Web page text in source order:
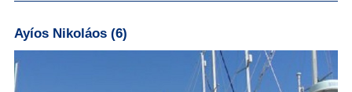
Ayíos Nikoláos (6)